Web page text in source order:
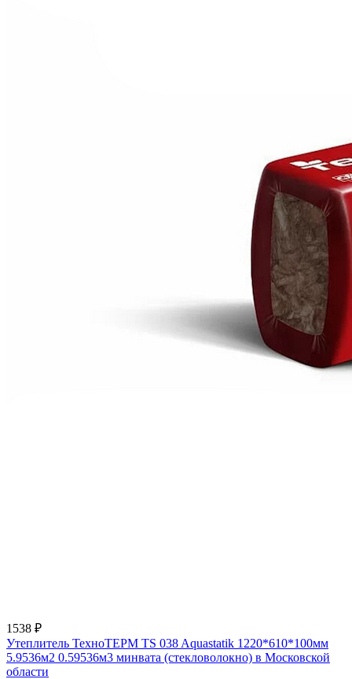
1538 ₽
Утеплитель ТехноТЕРМ TS 038 Aquastatik 1220*610*100мм
5.9536м2 0.59536м3 минвата (стекловолокно) в Московской
области